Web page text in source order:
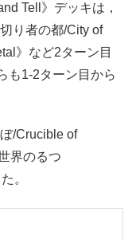
Tell》デッキは，
り者の都/City of
》など2ターン目
も1-2ターン目から
/Crucible of
界のるつ
。